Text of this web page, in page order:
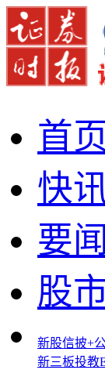
首
快
要闻
股
新股信披+
新三板投教